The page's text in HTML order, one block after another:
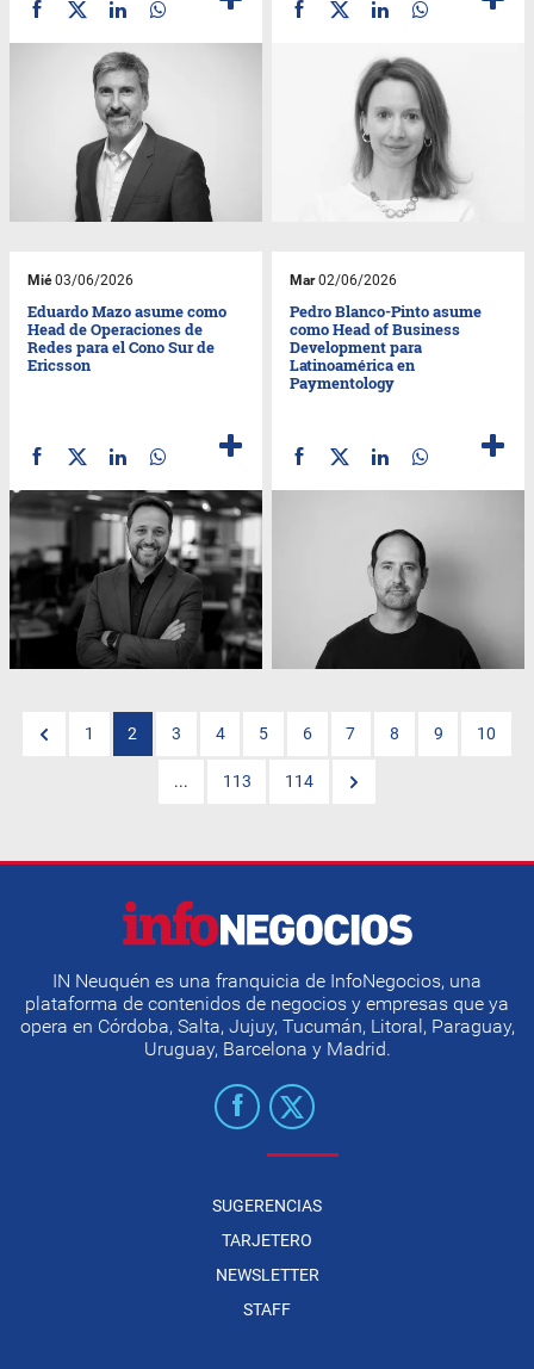
Mié03/06/2026
Eduardo Mazo asume como
Head de Operaciones de
Redes para el Cono Sur de
Ericsson
Mar02/06/2026
Pedro Blanco-Pinto asume
como Head of Business
Development para
Latinoamérica en
Paymentology
1 2 3 4 5 6 7 8 9 10
... 113 114
IN Neuquén es una franquicia de InfoNegocios, una
plataforma de contenidos de negocios y empresas que ya
opera en Córdoba, Salta, Jujuy, Tucumán, Litoral, Paraguay,
Uruguay, Barcelona y Madrid.
SUGERENCIAS
TARJETERO
NEWSLETTER
STAFF